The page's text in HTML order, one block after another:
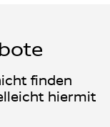
finden
hiermit